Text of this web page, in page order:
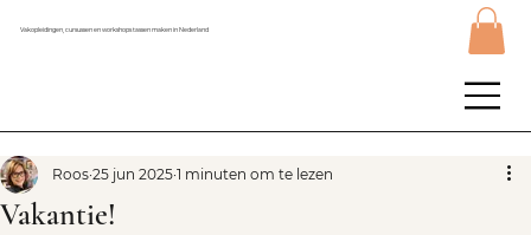
Vakopleidingen, cursussen en workshops tassen maken in Nederland
Vakantie!
Roos 25 jun 2025 1 minuten om te lezen